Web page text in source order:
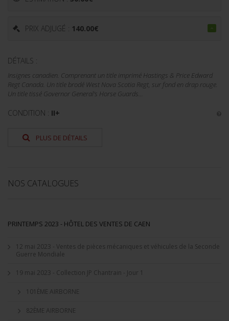
PRIX ADJUGÉ : 140.00€
DÉTAILS :
Insignes canadien. Comprenant un title imprimé Hastings & Price Edward
Regt Canada. Un title brodé West Nova Scotia Regt, sur fond en drap rouge.
Un title tissé Governor General's Horse Guards...
CONDITION : II+
PLUS DE DÉTAILS
NOS CATALOGUES
PRINTEMPS 2023 - HÔTEL DES VENTES DE CAEN
12 mai 2023 - Ventes de pièces mécaniques et véhicules de la Seconde
Guerre Mondiale
19 mai 2023 - Collection JP Chantrain - Jour 1
101ÈME AIRBORNE
82ÈME AIRBORNE